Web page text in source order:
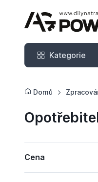
Kategorie
Kategorie
Domů
Cena